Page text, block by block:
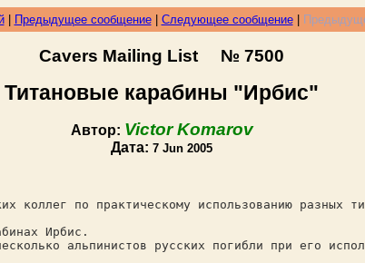
| Предыдущее сообщение| Следующее сообщение|
Cavers Mailing List № 7500
Титановые карабины "Ирбис"
Автор: Victor Komarov
Дата: 7 Jun 2005
коллег по практическому использованию разных
Ирбис.
альпинистов русских погибли при его